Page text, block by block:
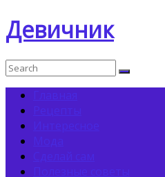
Девичник